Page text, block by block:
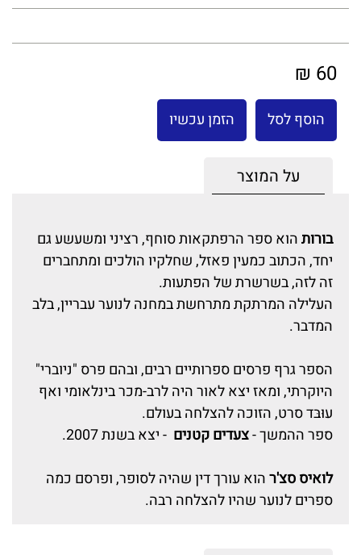
60 ₪
הוסף לסל הזמן עכשיו
על המוצר
בורותהוא ספר הרפתקאות סוחף, רציני ומשעשע גם
יחד, הכתוב כמעין פאזל, שחלקיו הולכים ומתחברים
זה לזה, בשרשרת של הפתעות.
העלילה המרתקת מתרחשת במחנה לנוער עבריין, בלב
המדבר.
הספר גרף פרסים ספרותיים רבים, ובהם פרס "ניוברי"
היוקרתי, ומאז יצא לאור היה לרב-מכר בינלאומי ואף
עוּבּד סרט, הזוכה להצלחה בעולם.
ספר ההמשך -צעדים קטנים - יצא בשנת 2007.
לואיס סצ'רהוא עורך דין שהיה לסופר, ופרסם כמה
ספרים לנוער שהיו להצלחה רבה.